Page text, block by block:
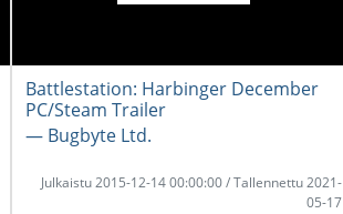
Battlestation: Harbinger December
PC/Steam Trailer
― Bugbyte Ltd.
Julkaistu 2015-12-14 00:00:00 / Tallennettu 2021-
05-17